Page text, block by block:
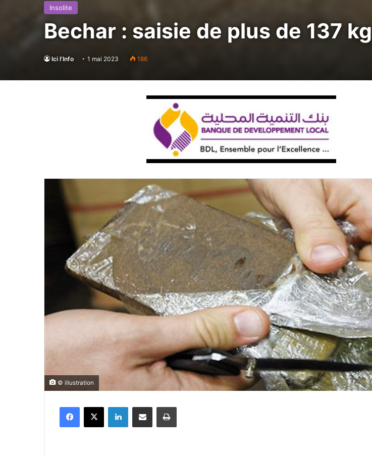
Insolite
Bechar : saisie de plus de 137
Ici l'Info 1 mai 2023 186
© illustration